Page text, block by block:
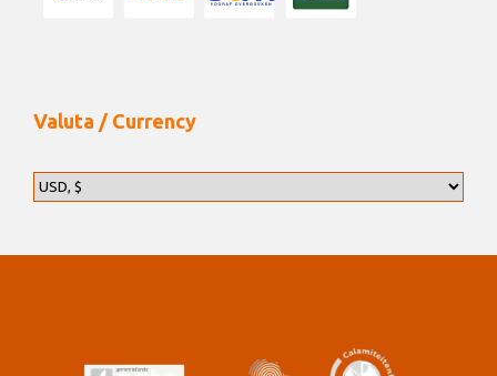
Valuta / Currency